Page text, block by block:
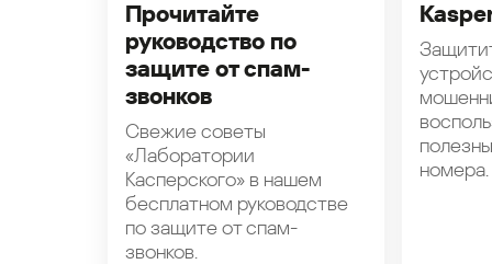
Прочитайте
руководство по
защите от спам-
звонков
Свежие советы
«Лаборатории
Касперского» в нашем
бесплатном руководстве
по защите от спам-
звонков.
номера.